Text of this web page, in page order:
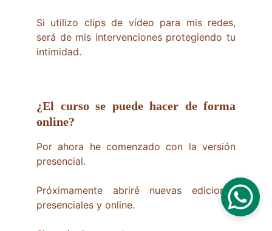
¿El curso se puede hacer de forma
online?
Por ahora he comenzado con la versión
presencial.
Próximamente abriré nuevas ediciones
presenciales y online.
Si utilizo clips de vídeo para mis redes,
será de mis intervenciones protegiendo tu
intimidad.